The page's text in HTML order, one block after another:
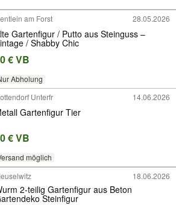
am Forst 28.05.2026
Gartenfigur / Putto aus Steinguss –
/ Shabby Chic
€ VB
Abholung
Unterfr
14.06.2026
Gartenfigur Tier
€ VB
möglich
18.06.2026
2-teilig Gartenfigur aus Beton
Steinfigur